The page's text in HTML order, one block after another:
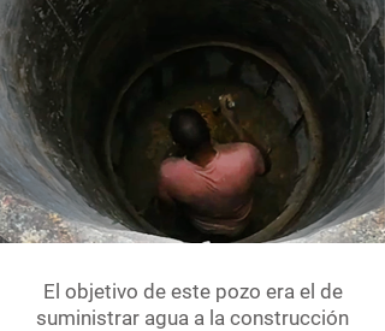
El objetivo de este pozo era el de
suministrar agua a la construcción